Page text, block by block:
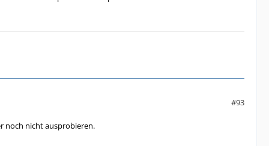
#93
noch nicht ausprobieren.